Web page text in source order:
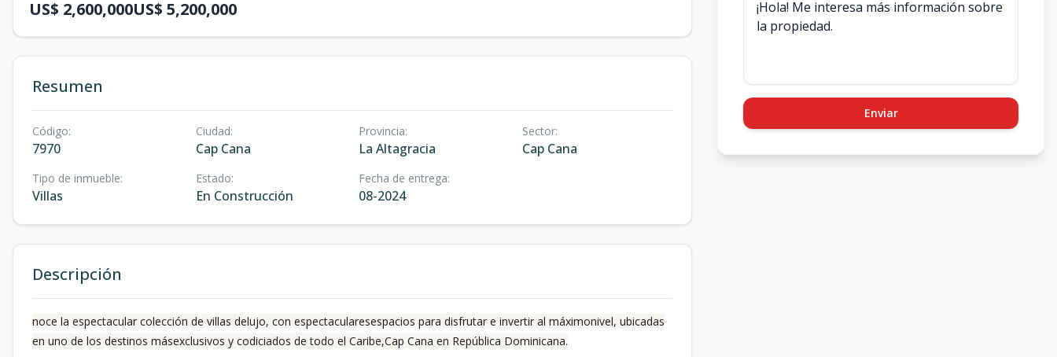
US$ 2,600,000US$ 5,200,000
Resumen
Código:
7970
Ciudad:
Cap Cana
Provincia:
La Altagracia
Sector:
Cap Cana
Tipo de inmueble:
Villas
Estado:
En Construcción
Fecha de entrega:
08-2024
Descripción
noce la espectacular colección de villas delujo, con espectacularesespacios para disfrutar e invertir al máximonivel, ubicadas
en uno de los destinos másexclusivos y codiciados de todo el Caribe,Cap Cana en República Dominicana.
Enviar